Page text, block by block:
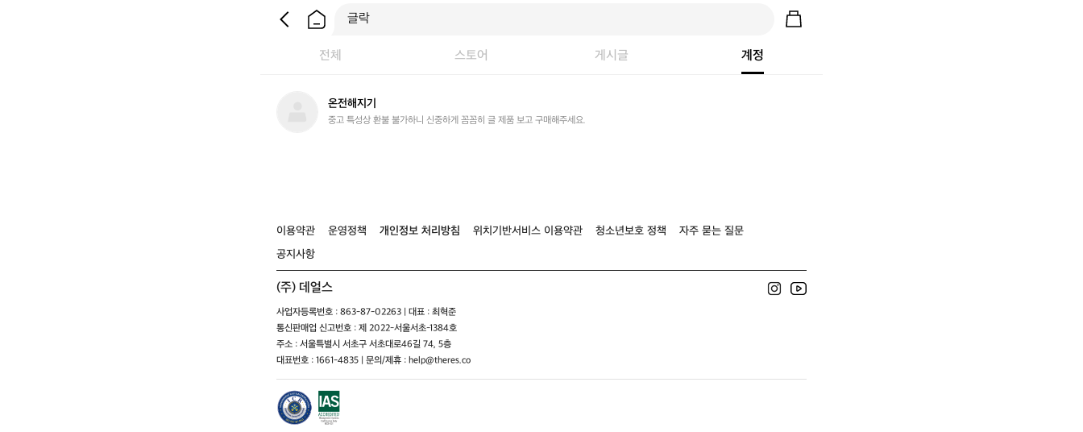
전체 스토어 게시글 계정
온전해지기
중고 특성상 환불 불가하니 신중하게 꼼꼼히 글 제품 보고 구매해주세요.
이용약관 운영정책 개인정보 처리방침 위치기반서비스 이용약관 청소년보호 정책
자주 묻는 질문
공지사항
(주) 데얼스
사업자등록번호 : 863-87-02263 | 대표 : 최혁준
통신판매업 신고번호 : 제 2022-서울서초-1384호
주소 : 서울특별시 서초구 서초대로46길 74, 5층
대표번호 : 1661-4835 | 문의/제휴 : help@theres.co